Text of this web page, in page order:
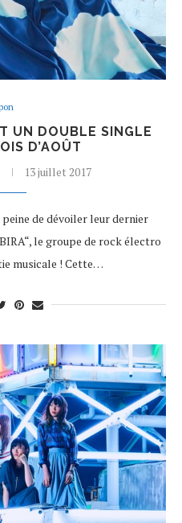
UN DOUBLE SINGLE
D’AOÛT
13 juillet 2017
de dévoiler leur dernier
le groupe de rock électro
musicale ! Cette…